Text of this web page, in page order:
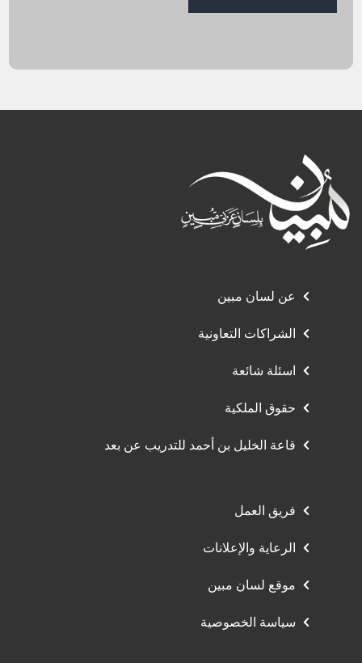
عن لسان مبين
الشراكات التعاونية
اسئلة شائعة
حقوق الملكية
قاعة الخليل بن أحمد للتدريب عن بعد
فريق العمل
الرعاية والإعلانات
موقع لسان مبين
سياسة الخصوصية